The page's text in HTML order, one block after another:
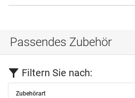
Passendes Zubehör
Filtern Sie nach:
Zubehörart